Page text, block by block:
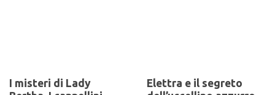
I misteri di Lady
Elettra e il segreto